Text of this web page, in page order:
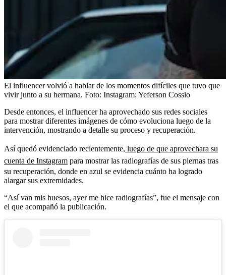
El influencer volvió a hablar de los momentos difíciles que tuvo que
vivir junto a su hermana. Foto: Instagram: Yeferson Cossio
Desde entonces, el influencer ha aprovechado sus redes sociales
para mostrar diferentes imágenes de cómo evoluciona luego de la
intervención, mostrando a detalle su proceso y recuperación.
Así quedó evidenciado recientemente, luego de que aprovechara su
cuenta de Instagram para mostrar las radiografías de sus piernas tras
su recuperación, donde en azul se evidencia cuánto ha logrado
alargar sus extremidades.
“Así van mis huesos, ayer me hice radiografías”, fue el mensaje con
el que acompañó la publicación.